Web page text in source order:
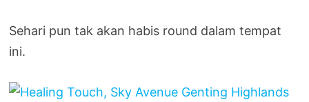
Sehari pun tak akan habis round dalam tempat
ini.